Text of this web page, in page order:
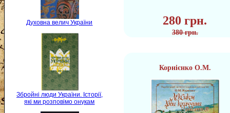
Духовна велич України
Збройні люди України. Історії,
які ми розповімо онукам
280 грн.
380 грн.
Корнієнко О.М.